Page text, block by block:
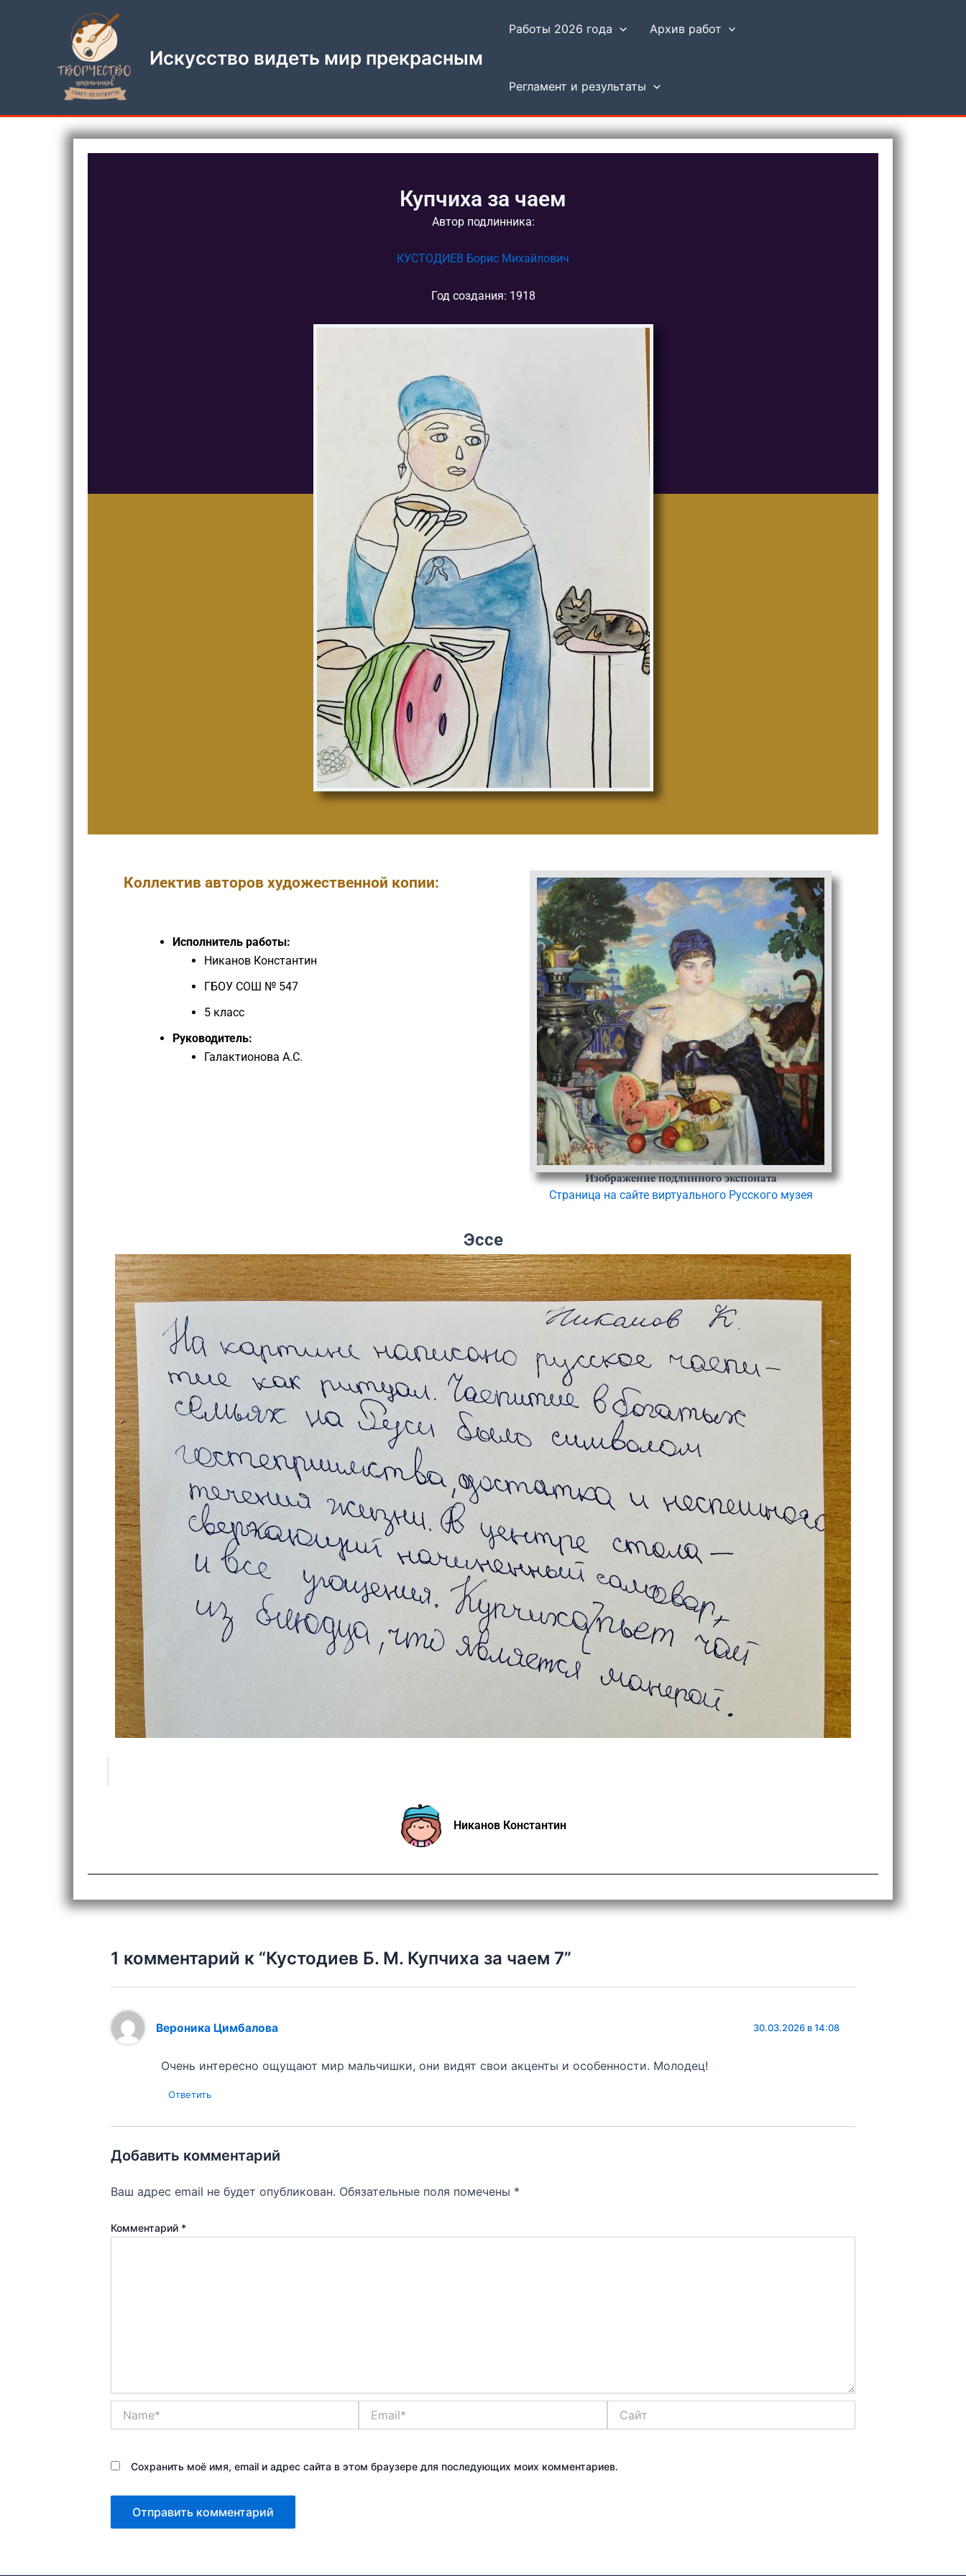
содержимому
Искусство видеть мир прекрасным
Работы 2026 года Архив работ
Регламент и результаты
Купчиха за чаем
Автор подлинника:
КУСТОДИЕВ Борис Михайлович
Год создания: 1918
Коллектив авторов художественной копии:
Исполнитель работы:
Никанов Константин
ГБОУ СОШ № 547
5 класс
Руководитель:
Галактионова А.С.
Изображение подлинного экспоната
Страница на сайте виртуального Русского музея
Эссе
Никанов Константин
1 комментарий к “Кустодиев Б. М. Купчиха за чаем 7”
Вероника Цимбалова 30.03.2026 в 14:08
Очень интересно ощущают мир мальчишки, они видят свои акценты и особенности. Молодец!
Ответить
Добавить комментарий
Ваш адрес email не будет опубликован. Обязательные поля помечены *
Комментарий *
Сохранить моё имя, email и адрес сайта в этом браузере для последующих моих комментариев.